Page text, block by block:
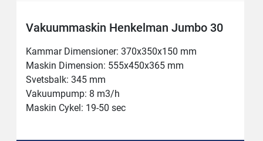
Vakuummaskin Henkelman Jumbo 30
Kammar Dimensioner: 370x350x150 mm
Maskin Dimension: 555x450x365 mm
Svetsbalk: 345 mm
Vakuumpump: 8 m3/h
Maskin Cykel: 19-50 sec